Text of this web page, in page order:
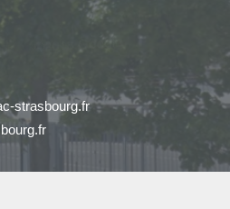
strasbourg.fr